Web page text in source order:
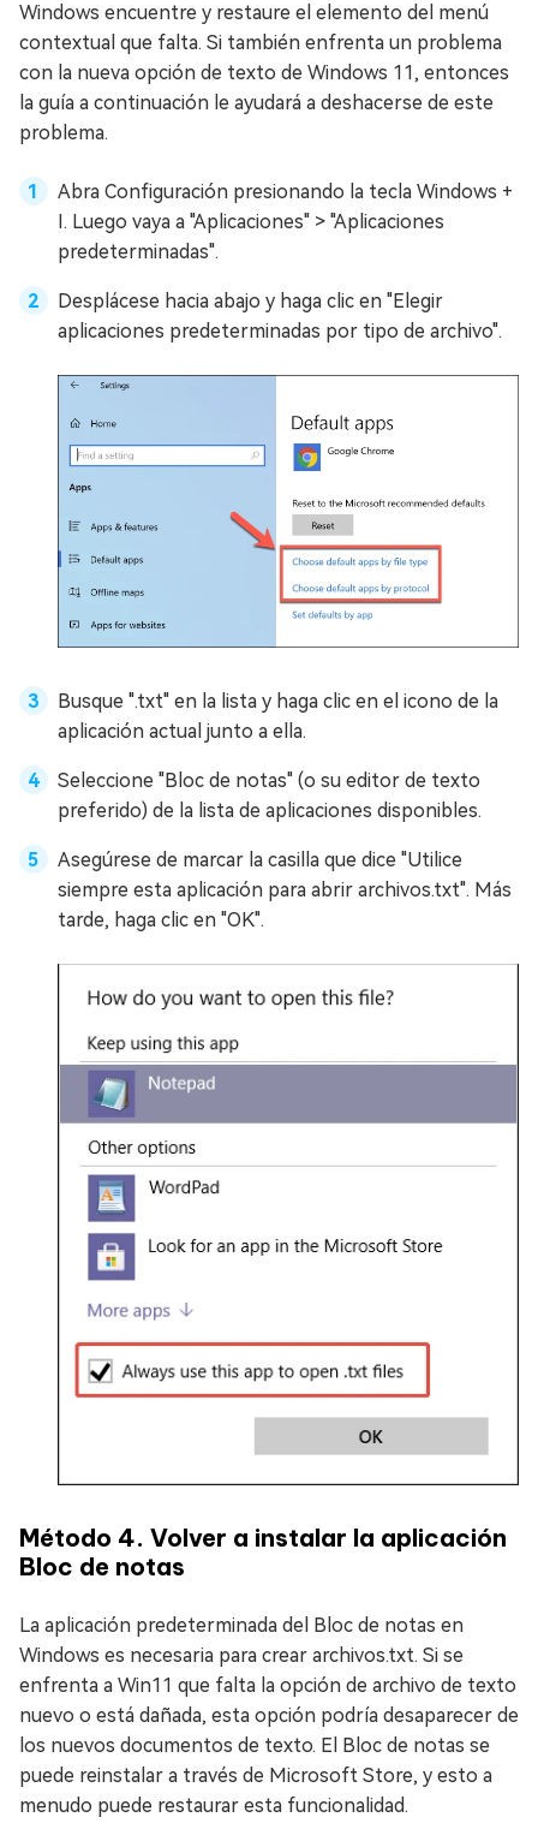
Windows encuentre y restaure el elemento del menú
contextual que falta. Si también enfrenta un problema
con la nueva opción de texto de Windows 11, entonces
la guía a continuación le ayudará a deshacerse de este
problema.
Abra Configuración presionando la tecla Windows +
I. Luego vaya a "Aplicaciones" > "Aplicaciones
predeterminadas".
Desplácese hacia abajo y haga clic en "Elegir
aplicaciones predeterminadas por tipo de archivo".
Busque ".txt" en la lista y haga clic en el icono de la
aplicación actual junto a ella.
Seleccione "Bloc de notas" (o su editor de texto
preferido) de la lista de aplicaciones disponibles.
Asegúrese de marcar la casilla que dice "Utilice
siempre esta aplicación para abrir archivos.txt". Más
tarde, haga clic en "OK".
Método 4. Volver a instalar la aplicación
Bloc de notas
La aplicación predeterminada del Bloc de notas en
Windows es necesaria para crear archivos.txt. Si se
enfrenta a Win11 que falta la opción de archivo de texto
nuevo o está dañada, esta opción podría desaparecer de
los nuevos documentos de texto. El Bloc de notas se
puede reinstalar a través de Microsoft Store, y esto a
menudo puede restaurar esta funcionalidad.